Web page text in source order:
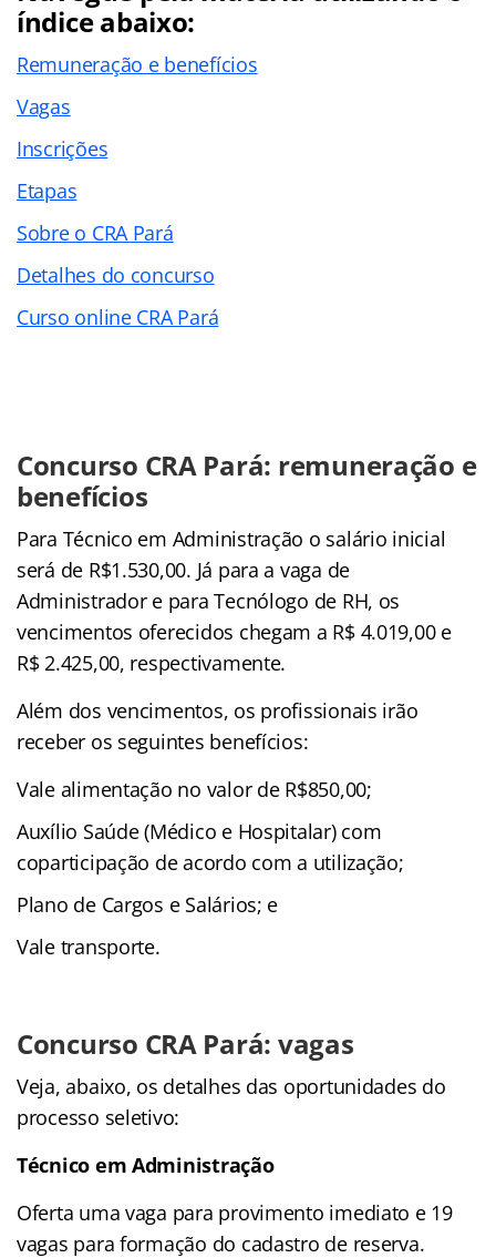
índice abaixo:
Remuneração e benefícios
Vagas
Inscrições
Etapas
Sobre o CRA Pará
Detalhes do concurso
Curso online CRA Pará
Concurso CRA Pará: remuneração e
benefícios
Para Técnico em Administração o salário inicial
será de R$1.530,00. Já para a vaga de
Administrador e para Tecnólogo de RH, os
vencimentos oferecidos chegam a R$ 4.019,00 e
R$ 2.425,00, respectivamente.
Além dos vencimentos, os profissionais irão
receber os seguintes benefícios:
Vale alimentação no valor de R$850,00;
Auxílio Saúde (Médico e Hospitalar) com
coparticipação de acordo com a utilização;
Plano de Cargos e Salários; e
Vale transporte.
Concurso CRA Pará: vagas
Veja, abaixo, os detalhes das oportunidades do
processo seletivo:
Técnico em Administração
Oferta uma vaga para provimento imediato e 19
vagas para formação do cadastro de reserva.